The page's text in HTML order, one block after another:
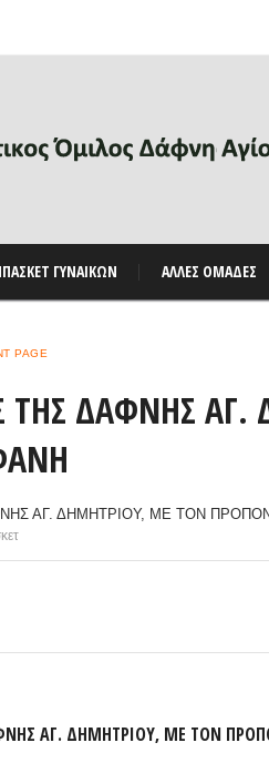
ΓΥΝΑΙΚΩΝ ΑΛΛΕΣ ΟΜΑΔΕΣ
PAGE
ΤΗΣ ΔΑΦΝΗΣ
ΑΓ. ΔΗΜΗΤΡΙΟΥ, ΜΕ ΤΟΝ